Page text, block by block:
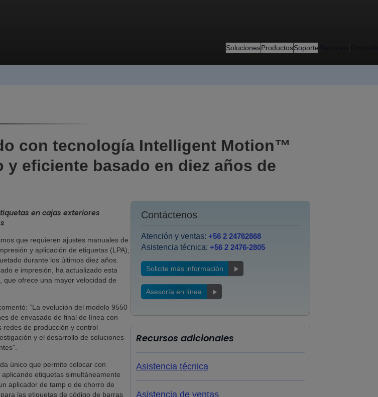
SolucionesProductosSoporte
con tecnología Intelligent Motion™
eficiente basado en diez años de
en cajas exteriores
que requieren ajustes manuales de
y aplicación de etiquetas (LPA),
durante los últimos diez años.
e impresión, ha actualizado esta
que ofrece una mayor velocidad de
“La evolución del modelo 9550
de envasado de final de línea con
de producción y control
y el desarrollo de soluciones
único que permite colocar con
etiquetas simultáneamente
aplicador de tamp o de chorro de
las etiquetas de código de barras
Contáctenos
Atención y ventas: +56 2 24762868
Asistencia técnica: +56 2 2476-2805
Solicite más información
Asesoría en línea
Recursos adicionales
Asistencia técnica
Asistencia de ventas